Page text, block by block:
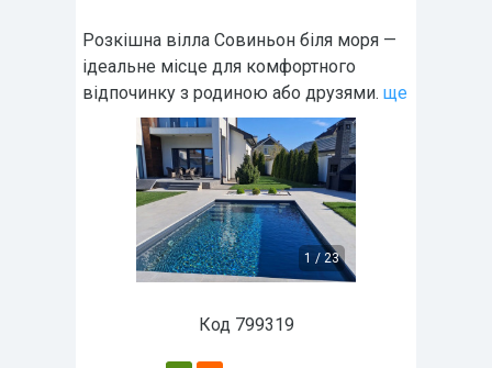
Розкішна вілла Совиньон біля моря —
ідеальне місце для комфортного
відпочинку з родиною або друзями. ще
1 / 23
Код 799319